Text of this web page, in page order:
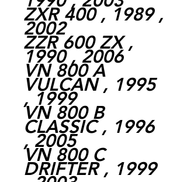
ZXR 400 , 1989 ,
2002
ZZR 600 ZX ,
1990 , 2006
VN 800 A
VULCAN , 1995
, 1999
VN 800 B
CLASSIC , 1996
, 2005
VN 800 C
DRIFTER , 1999